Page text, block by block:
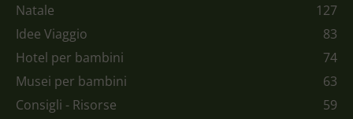
Natale
127
Idee Viaggio
83
Hotel per bambini
74
Musei per bambini
63
Consigli - Risorse
59